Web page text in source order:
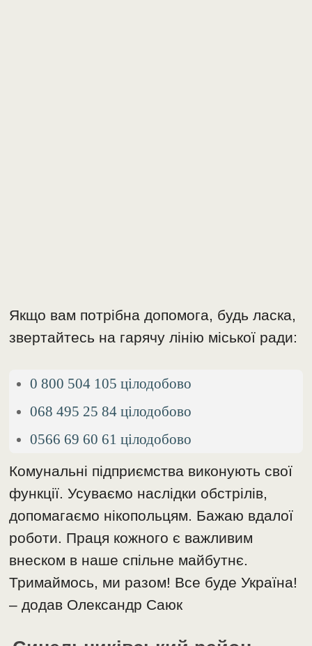
Якщо вам потрібна допомога, будь ласка,
звертайтесь на гарячу лінію міської ради:
0 800 504 105 цілодобово
068 495 25 84 цілодобово
0566 69 60 61 цілодобово
Комунальні підприємства виконують свої
функції. Усуваємо наслідки обстрілів,
допомагаємо нікопольцям. Бажаю вдалої
роботи. Праця кожного є важливим
внеском в наше спільне майбутнє.
Тримаймось, ми разом! Все буде Україна!
– додав Олександр Саюк